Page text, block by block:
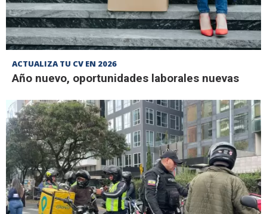
ACTUALIZA TU CV EN 2026
Año nuevo, oportunidades laborales nuevas